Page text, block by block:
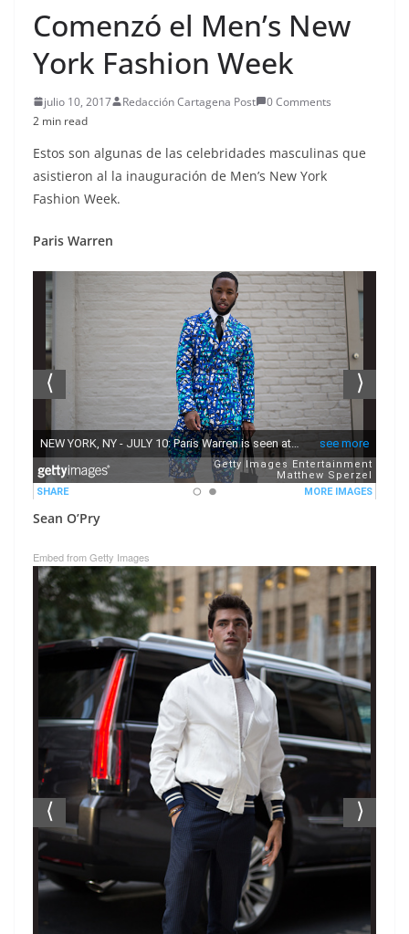
Comenzó el Men’s New
York Fashion Week
julio 10, 2017 Redacción Cartagena Post
0 Comments
2 min read
Estos son algunas de las celebridades masculinas que
asistieron al la inauguración de Men’s New York
Fashion Week.
Paris Warren
Sean O’Pry
Embed from Getty Images